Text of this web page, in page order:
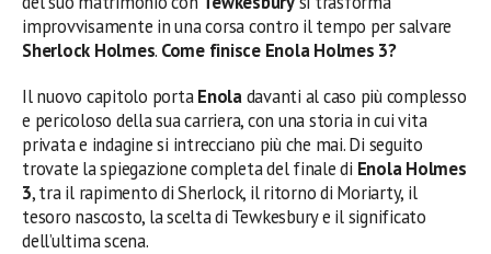
improvvisamente in una corsa contro il tempo per salvare
Sherlock Holmes. Come finisce Enola Holmes 3?
Il nuovo capitolo portaEnoladavanti al caso più complesso
e pericoloso della sua carriera, con una storia in cui vita
privata e indagine si intrecciano più che mai. Di seguito
trovate la spiegazione completa del finale di Enola Holmes
3, tra il rapimento di Sherlock, il ritorno di Moriarty, il
tesoro nascosto, la scelta di Tewkesbury e il significato
dell’ultima scena.